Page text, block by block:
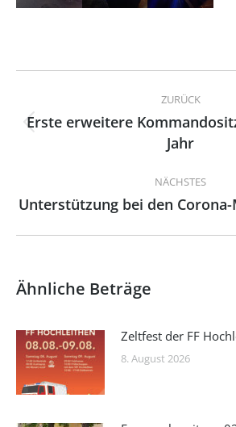
Kommentarnavigation
ZURÜCK
Beitrag:
Erste erweitere
Jahr
NÄCHSTES
Nächster
Unterstützung bei den
Ähnliche Beträge
Zeltfest der FF
8. August 2026